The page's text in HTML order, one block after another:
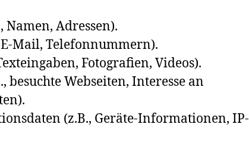
Namen, Adressen).
Mail, Telefonnummern).
Fotografien, Videos).
besuchte Webseiten, Interesse an
(z.B., Geräte-Informationen, IP-